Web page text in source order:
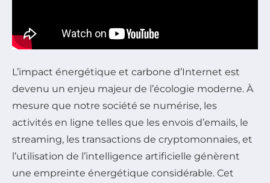
L’impact énergétique et carbone d’Internet est
devenu un enjeu majeur de l’écologie moderne. À
mesure que notre société se numérise, les
activités en ligne telles que les envois d’emails, le
streaming, les transactions de cryptomonnaies, et
l’utilisation de l’intelligence artificielle génèrent
une empreinte énergétique considérable. Cet